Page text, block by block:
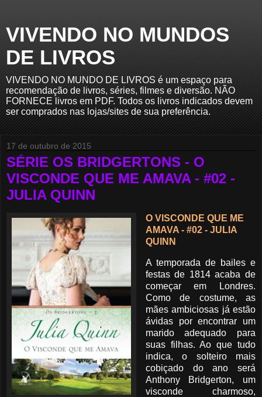
VIVENDO NO MUNDOS
DE LIVROS
VIVENDO NO MUNDO DE LIVROS é um espaço para
recomendação de livros, séries, filmes e diversão. NÃO
FORNECE livros em PDF. Todos os livros indicados devem
ser comprados nas lojas/sites de sua preferência.
17 de outubro de 2015
SÉRIE OS BRIDGERTONS - O
VISCONDE QUE ME AMAVA - #02 -
JULIA QUINN
O VISCONDE QUE ME
AMAVA - #02 - JULIA
QUINN
A temporada de bailes e
festas de 1814 acaba de
começar em Londres.
Como de costume, as
mães ambiciosas já estão
ávidas por encontrar um
marido adequado para
suas filhas. Ao que tudo
indica, o solteiro mais
cobiçado do ano será
Anthony Bridgerton, um
visconde charmoso,